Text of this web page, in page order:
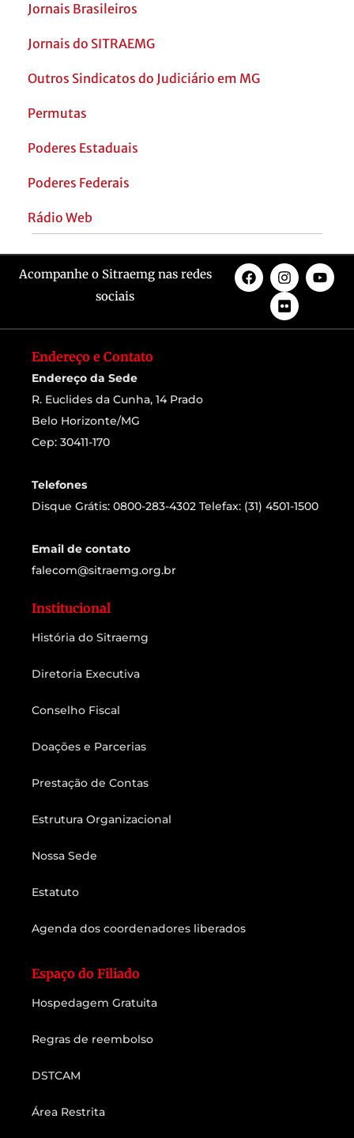
Jornais Brasileiros
Jornais do SITRAEMG
Outros Sindicatos do Judiciário em MG
Permutas
Poderes Estaduais
Poderes Federais
Rádio Web
Acompanhe o Sitraemg nas redes
sociais
Endereço e Contato
Endereço da Sede
R. Euclides da Cunha, 14 Prado
Belo Horizonte/MG
Cep: 30411-170
Telefones
Disque Grátis: 0800-283-4302 Telefax: (31) 4501-1500
Email de contato
falecom@sitraemg.org.br
Institucional
História do Sitraemg
Diretoria Executiva
Conselho Fiscal
Doações e Parcerias
Prestação de Contas
Estrutura Organizacional
Nossa Sede
Estatuto
Agenda dos coordenadores liberados
Espaço do Filiado
Hospedagem Gratuita
Regras de reembolso
DSTCAM
Área Restrita